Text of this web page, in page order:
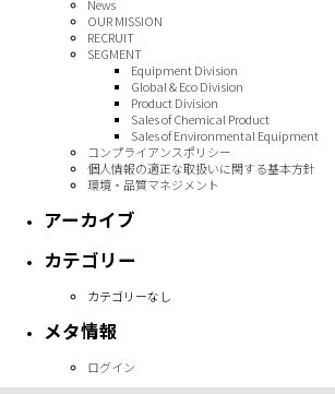
News
OUR MISSION
RECRUIT
SEGMENT
Equipment Division
Global & Eco Division
Product Division
Sales of Chemical Product
Sales of Environmental Equipment
コンプライアンスポリシー
個人情報の適正な取扱いに関する基本方針
環境・品質マネジメント
アーカイブ
カテゴリー
カテゴリーなし
メタ情報
ログイン